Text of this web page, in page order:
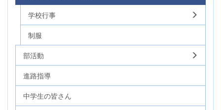
学校行事
制服
部活動
進路指導
中学生の皆さん